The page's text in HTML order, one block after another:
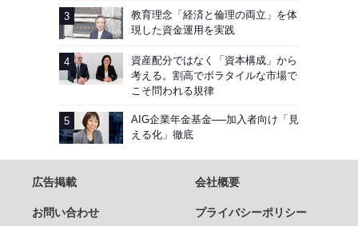
教育理念「経済と倫理の両立」を体
現した資金運用を実践
資産配分ではなく「資本構成」から
考える。割高でボラタイルな市場で
こそ問われる規律
AIG企業年金基金──加入者向け「見
える化」徹底
広告掲載 会社概要
お問い合わせ プライバシーポリシー